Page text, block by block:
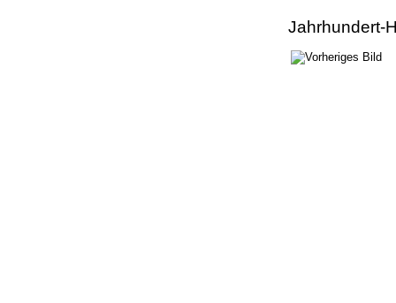
Jahrhundert-